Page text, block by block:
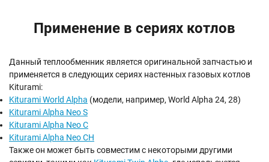
Применение в сериях котлов
Данный теплообменник является оригинальной запчастью и
применяется в следующих сериях настенных газовых котлов
Kiturami:
Kiturami World Alpha (модели, например, World Alpha 24, 28)
Kiturami Alpha Neo S
Kiturami Alpha Neo C
Kiturami Alpha Neo CH
Также он может быть совместим с некоторыми другими